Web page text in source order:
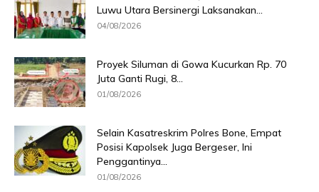
Luwu Utara Bersinergi Laksanakan...
04/08/2026
Proyek Siluman di Gowa Kucurkan Rp. 70
Juta Ganti Rugi, 8...
01/08/2026
Selain Kasatreskrim Polres Bone, Empat
Posisi Kapolsek Juga Bergeser, Ini
Penggantinya...
01/08/2026